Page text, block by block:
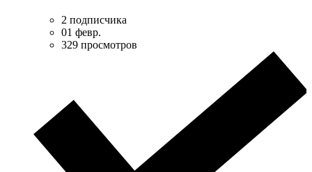
2 подписчика
01 февр.
329 просмотров